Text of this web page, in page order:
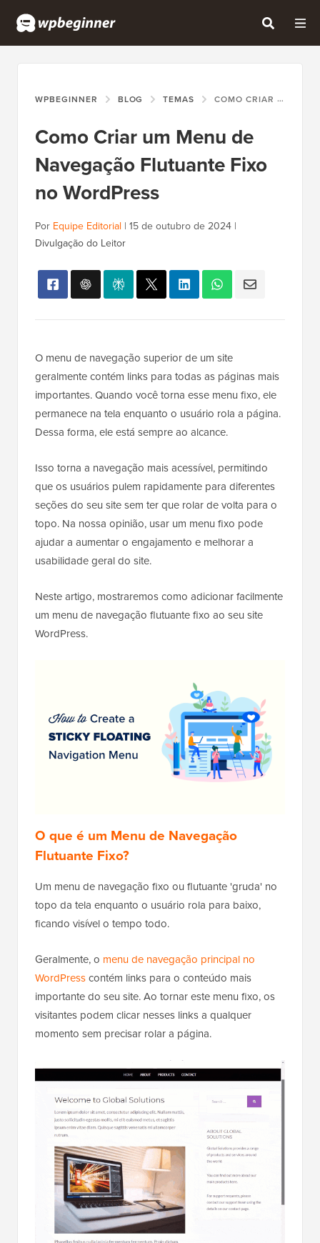
WPBEGINNER BLOG TEMAS COMO CRIAR UM MENU DE NAVEGAÇÃO FLUTUANTE FIXO NO WORDPRESS
Como Criar um Menu de
Navegação Flutuante Fixo
no WordPress
Por Equipe Editorial | 15 de outubro de 2024 |
Divulgação do Leitor
O menu de navegação superior de um site
geralmente contém links para todas as páginas mais
importantes. Quando você torna esse menu fixo, ele
permanece na tela enquanto o usuário rola a página.
Dessa forma, ele está sempre ao alcance.
Isso torna a navegação mais acessível, permitindo
que os usuários pulem rapidamente para diferentes
seções do seu site sem ter que rolar de volta para o
topo. Na nossa opinião, usar um menu fixo pode
ajudar a aumentar o engajamento e melhorar a
usabilidade geral do site.
Neste artigo, mostraremos como adicionar facilmente
um menu de navegação flutuante fixo ao seu site
WordPress.
O que é um Menu de Navegação
Flutuante Fixo?
Um menu de navegação fixo ou flutuante 'gruda' no
topo da tela enquanto o usuário rola para baixo,
ficando visível o tempo todo.
Geralmente, o menu de navegação principal no
WordPresscontém links para o conteúdo mais
importante do seu site. Ao tornar este menu fixo, os
visitantes podem clicar nesses links a qualquer
momento sem precisar rolar a página.